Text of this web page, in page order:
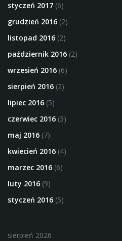
styczeń 2017 (6)
grudzień 2016 (2)
listopad 2016 (2)
październik 2016 (2)
wrzesień 2016 (6)
sierpień 2016 (2)
lipiec 2016 (5)
czerwiec 2016 (3)
maj 2016 (7)
kwiecień 2016 (4)
marzec 2016 (6)
luty 2016 (9)
styczeń 2016 (5)
sierpień 2026